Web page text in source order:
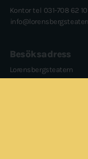
Kontor tel 031-708 62 10
Besöksadress
Lorensbergsteatern
Karl Gerhards plats 1